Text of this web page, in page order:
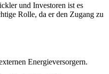
und Investoren ist es
Rolle, da er den Zugang zu
Energieversorgern.